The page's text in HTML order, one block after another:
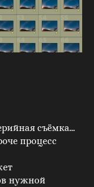
съёмка…
процесс
нужной